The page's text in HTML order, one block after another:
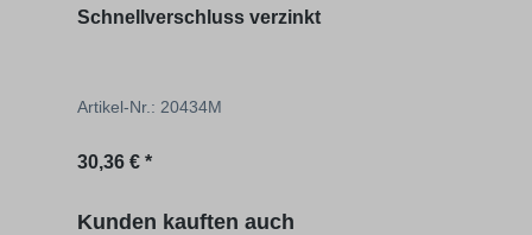
Schnellverschluss verzinkt
Artikel-Nr.: 20434M
Regulärer Preis:
30,36 € *
Produktgalerie überspringen
Kunden kauften auch